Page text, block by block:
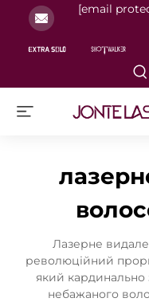
[email
Лазерне
революційний
який кардинально
небажаного